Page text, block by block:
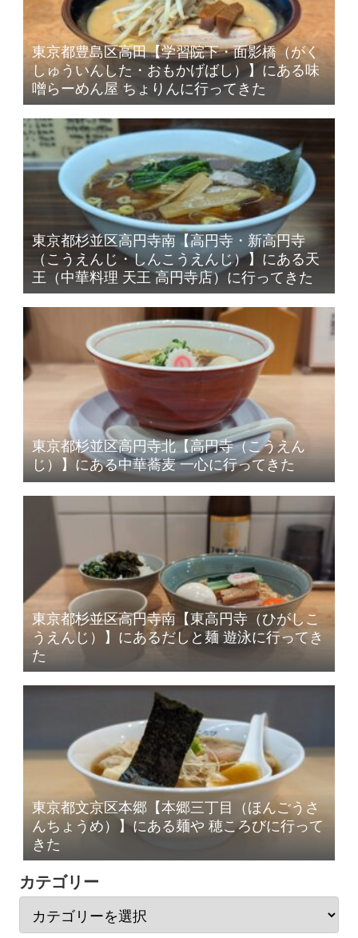
東京都豊島区高田【学習院下・面影橋（がく
しゅういんした・おもかげばし）】にある味
噌らーめん屋 ちょりんに行ってきた
東京都杉並区高円寺南【高円寺・新高円寺
（こうえんじ・しんこうえんじ）】にある天
王（中華料理 天王 高円寺店）に行ってきた
東京都杉並区高円寺北【高円寺（こうえん
じ）】にある中華蕎麦 一心に行ってきた
東京都杉並区高円寺南【東高円寺（ひがしこ
うえんじ）】にあるだしと麺 遊泳に行ってき
た
東京都文京区本郷【本郷三丁目（ほんごうさ
んちょうめ）】にある麺や 穂ころびに行って
きた
カテゴリー